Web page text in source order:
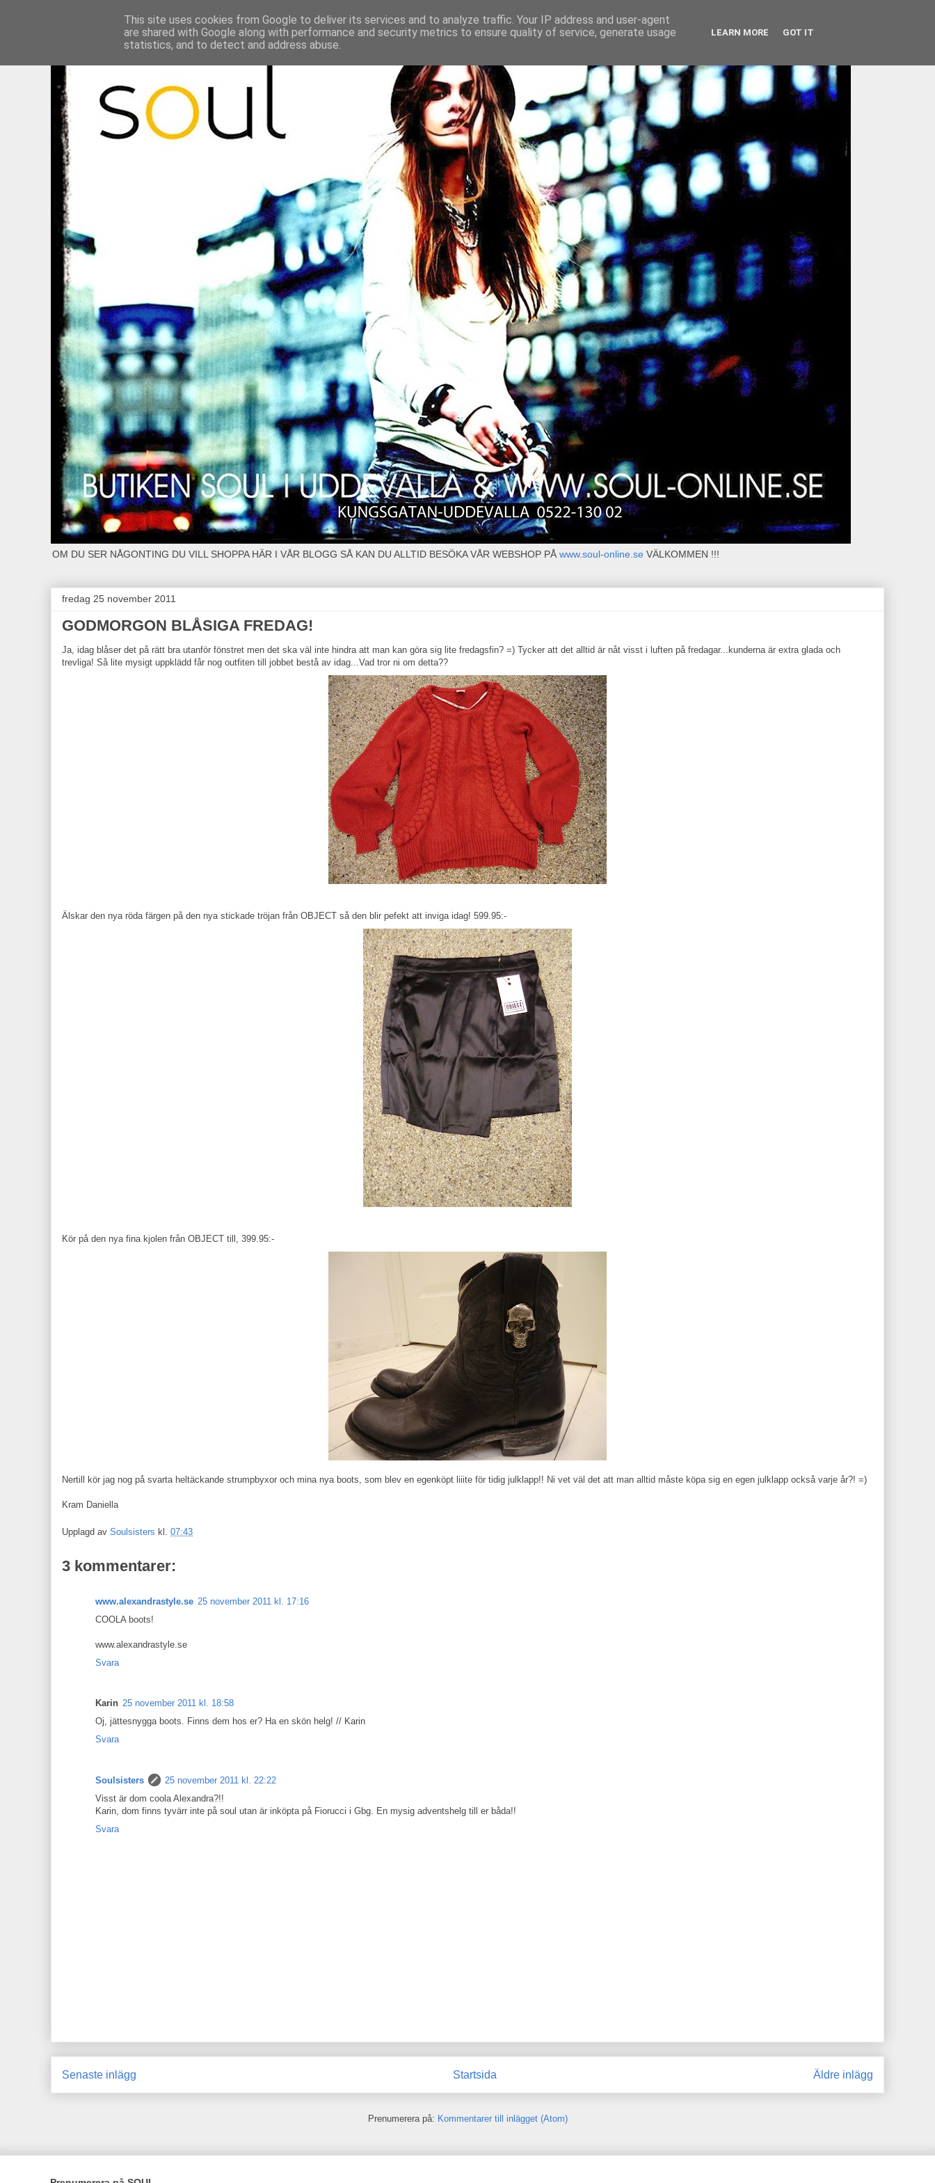
OM DU SER NÅGONTING DU VILL SHOPPA HÄR I VÅR BLOGG SÅ KAN DU ALLTID BESÖKA VÅR WEBSHOP PÅ www.soul-online.se VÄLKOMMEN !!!
fredag 25 november 2011
GODMORGON BLÅSIGA FREDAG!
Ja, idag blåser det på rätt bra utanför fönstret men det ska väl inte hindra att man kan göra sig lite fredagsfin? =) Tycker att det alltid är nåt visst i luften på fredagar...kunderna är extra glada och
trevliga! Så lite mysigt uppklädd får nog outfiten till jobbet bestå av idag...Vad tror ni om detta??
Älskar den nya röda färgen på den nya stickade tröjan från OBJECT så den blir pefekt att inviga idag! 599.95:-
Kör på den nya fina kjolen från OBJECT till, 399.95:-
Nertill kör jag nog på svarta heltäckande strumpbyxor och mina nya boots, som blev en egenköpt liiite för tidig julklapp!! Ni vet väl det att man alltid måste köpa sig en egen julklapp också varje år?! =)
Kram Daniella
Upplagd av Soulsisters kl. 07:43
3 kommentarer:
www.alexandrastyle.se 25 november 2011 kl. 17:16
COOLA boots!
www.alexandrastyle.se
Svara
Karin 25 november 2011 kl. 18:58
Oj, jättesnygga boots. Finns dem hos er? Ha en skön helg! // Karin
Svara
Soulsisters
25 november 2011 kl. 22:22
Visst är dom coola Alexandra?!!
Karin, dom finns tyvärr inte på soul utan är inköpta på Fiorucci i Gbg. En mysig adventshelg till er båda!!
Svara
Senaste inlägg Äldre inlägg
Startsida
Prenumerera på: Kommentarer till inlägget (Atom)
This site uses cookies from Google to deliver its services and to analyze traffic. Your IP address and user-agent
are shared with Google along with performance and security metrics to ensure quality of service, generate usage
statistics, and to detect and address abuse.
LEARN MORE GOT IT